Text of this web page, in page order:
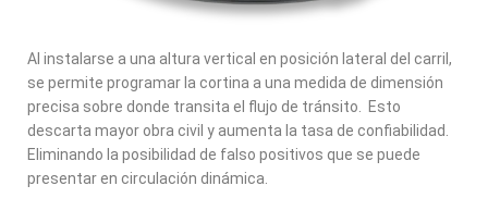
Al instalarse a una altura vertical en posición lateral del carril,
se permite programar la cortina a una medida de dimensión
precisa sobre donde transita el flujo de tránsito. Esto
descarta mayor obra civil y aumenta la tasa de confiabilidad.
Eliminando la posibilidad de falso positivos que se puede
presentar en circulación dinámica.